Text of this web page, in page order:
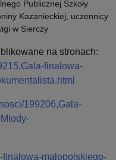
Publicznej Szkoły
Kazanieckiej, uczennicy
w Sierczy
na stronach:
finalowa-
199206,Gala-
finalowa-malopolskiego-